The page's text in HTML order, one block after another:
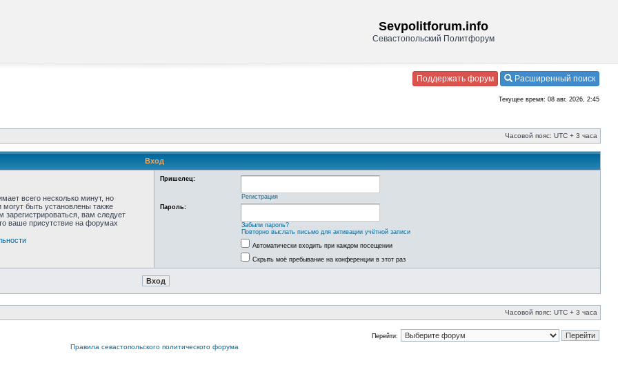
Sevpolitforum.info
Севастопольский Политфорум
Поддержать форум Расширенный поиск
Текущее время: 08 авг, 2026, 2:45
Часовой пояс: UTC + 3 часа
Вход
всего несколько минут, но
быть установлены также
зарегистрироваться, вам следует
ваше присутствие на форумах
Пришелец:
Регистрация
Пароль:
Забыли пароль?
Повторно выслать письмо для активации учётной записи
Автоматически входить при каждом посещении
Скрыть моё пребывание на конференции в этот раз
Часовой пояс: UTC + 3 часа
Перейти:
Правила севастопольского политического форума